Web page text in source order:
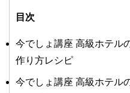
目次
今でしょ講座 高級ホテル
作り方レシピ
今でしょ講座 高級ホテル